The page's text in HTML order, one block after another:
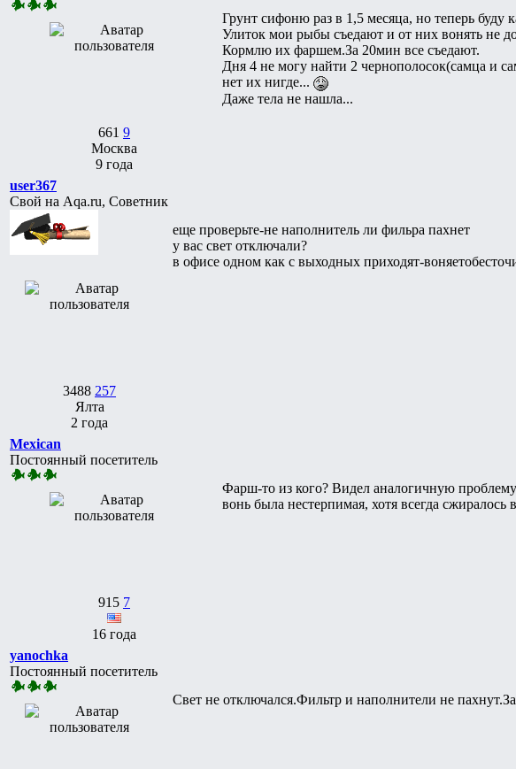
661 9
Москва
9 года
Грунт сифоню раз в 1,5 месяца, но теперь буду
Улиток мои рыбы съедают и от них вонять не
Кормлю их фаршем.За 20мин все съедают.
Дня 4 не могу найти 2 чернополосок(самца и
нет их нигде...
Даже тела не нашла...
user367
Свой на Aqa.ru, Советник
3488 257
Ялта
2 года
еще проверьте-не наполнитель ли фильра пахнет
у вас свет отключали?
в офисе одном как с выходных приходят-
Mexican
Постоянный посетитель
915 7
16 года
Фарш-то из кого? Видел аналогичную
вонь была нестерпимая, хотя всегда
yanochka
Постоянный посетитель
Свет не отключался.Фильтр и наполнители не